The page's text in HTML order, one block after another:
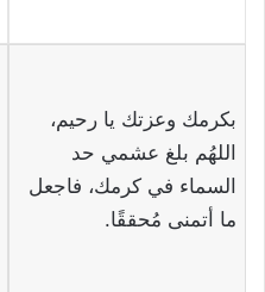
بكرمك وعزتك يا رحيم،
اللهُم بلغ عشمي حد
السماء في كرمك، فاجعل
ما أتمنى مُحققًا.